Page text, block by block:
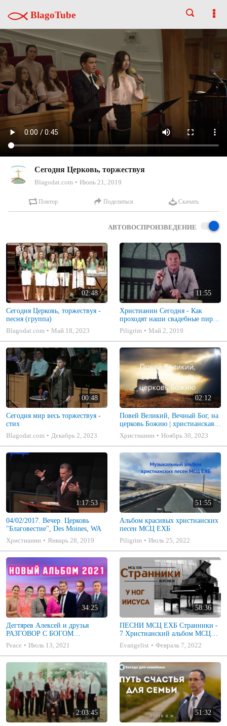
BlagoTube
Сегодня Церковь, торжествуя
Blagodat.com Июнь 21, 2019
Повтор Поделиться Скачать
АВТОВОСПРОИЗВЕДЕНИЕ
02:48
Сегодня Церковь, торжествуя -
песня (группа)
Blagodat.com
Май 18, 2023
11:55
Христианин Сегодня - Как
проходят наши свадебные пиры
- 14 Выпуск
Piligrim Май 2, 2019
00:48
Сегодня мир весь торжествуя -
стих
Blagodat.com
Декабрь 2, 2023
02:12
Повей Великий, Вечный Бог, на
церковь Божию | христианская
музыка | Песнь возрождения
Христианин Ноябрь 30, 2023
1:17:53
04/02/2017. Вечер. Церковь
"Благовестие", Des Moines, WA
Христианин
Январь 28, 2019
51:55
Альбом красивых христианских
песен МСЦ ЕХБ
Piligrim
Июль 25, 2022
34:25
Дегтярев Алексей и друзья
РАЗГОВОР С БОГОМ
Христианские песни МСЦ ЕХБ
2021 (7я)
Peace Июль 13, 2021
58:36
ПЕСНИ МСЦ ЕХБ Странники -
7 Христианский альбом МСЦ
ЕХБ
Evangelist Февраль 7, 2022
2:03:45 51:32